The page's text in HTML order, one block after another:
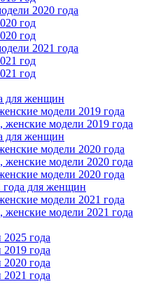
2020 года
год
год
2021 года
год
год
для женщин
модели 2019 года
женские модели 2019 года
для женщин
модели 2020 года
женские модели 2020 года
модели 2020 года
для женщин
модели 2021 года
женские модели 2021 года
года
года
года
года